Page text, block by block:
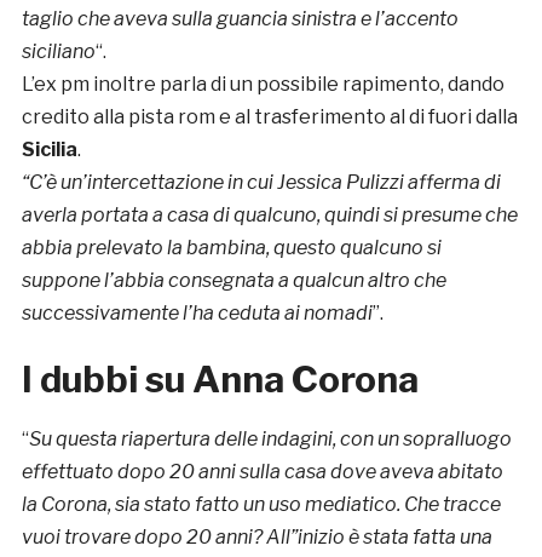
taglio che aveva sulla guancia sinistra e l’accento
siciliano“.
L’ex pm inoltre parla di un possibile rapimento, dando
credito alla pista rom e al trasferimento al di fuori dalla
Sicilia.
“C’è un’intercettazione in cui Jessica Pulizzi afferma di
averla portata a casa di qualcuno, quindi si presume che
abbia prelevato la bambina, questo qualcuno si
suppone l’abbia consegnata a qualcun altro che
successivamente l’ha ceduta ai nomadi”.
I dubbi su Anna Corona
“Su questa riapertura delle indagini, con un sopralluogo
effettuato dopo 20 anni sulla casa dove aveva abitato
la Corona, sia stato fatto un uso mediatico. Che tracce
vuoi trovare dopo 20 anni? All”inizio è stata fatta una